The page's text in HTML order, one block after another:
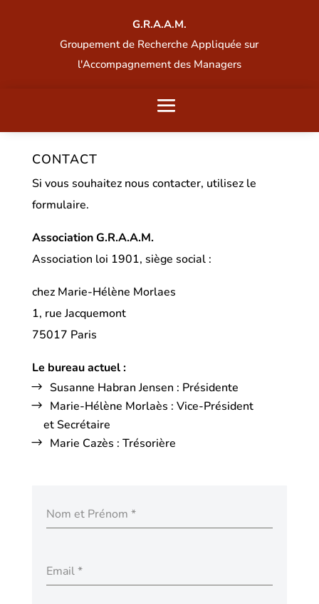
G.R.A.A.M.
Groupement de Recherche Appliquée sur
l'Accompagnement des Managers
CONTACT
Si vous souhaitez nous contacter, utilisez le
formulaire.
Association G.R.A.A.M.
Association loi 1901, siège social :
chez Marie-Hélène Morlaes
1, rue Jacquemont
75017 Paris
Le bureau actuel :
Susanne Habran Jensen : Présidente
Marie-Hélène Morlaès : Vice-Président
et Secrétaire
Marie Cazès : Trésorière
Nom et Prénom *
Email*